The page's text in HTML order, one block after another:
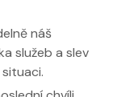
náš
služeb a slev